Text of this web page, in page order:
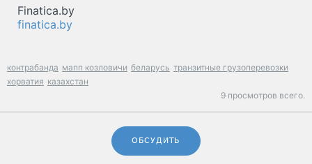
Finatica.by
finatica.by
контрабанда мапп козловичи беларусь транзитные грузоперевозки
хорватия казахстан
9 просмотров всего.
ОБСУДИТЬ